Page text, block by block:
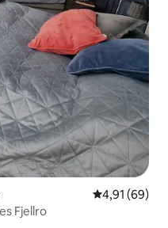
Průměrné
4,91 (69)
Fjellro